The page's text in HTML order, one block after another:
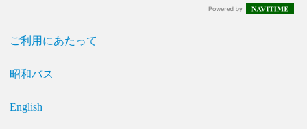
ご利用にあたって
昭和バス
English